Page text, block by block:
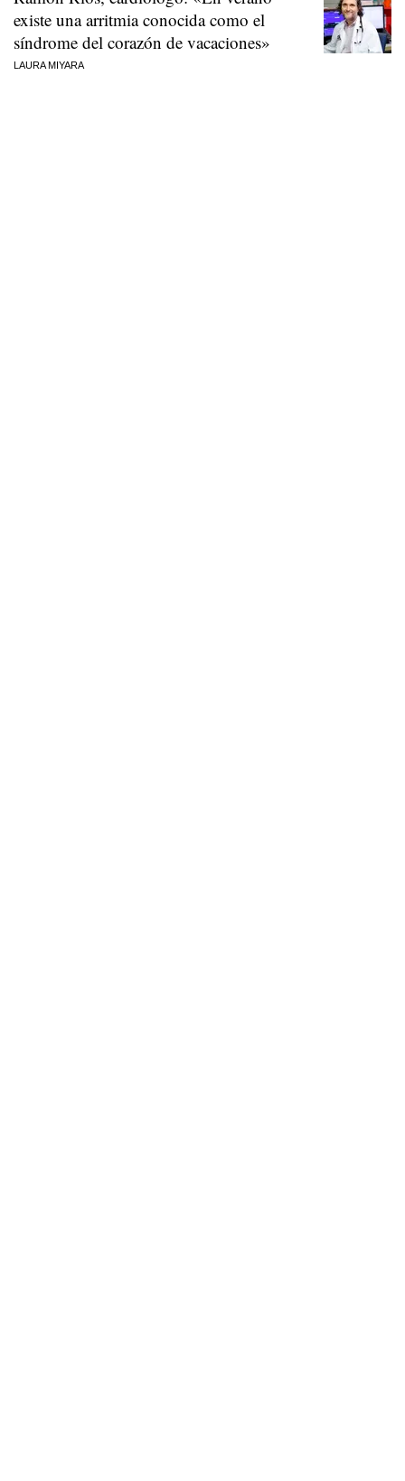
existe una arritmia conocida como el
síndrome del corazón de vacaciones»
LAURA MIYARA